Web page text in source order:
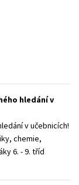
hledání v
v učebnicích!
chemie,
6. - 9. tříd